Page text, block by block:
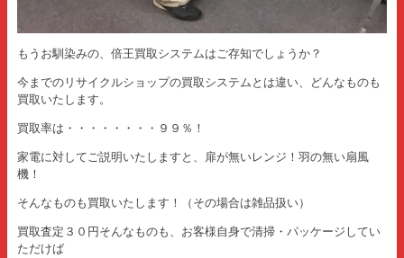
もうお馴染みの、倍王買取システムはご存知でしょうか？
今までのリサイクルショップの買取システムとは違い、どんなものも
買取いたします。
買取率は・・・・・・・・９９％！
家電に対してご説明いたしますと、扉が無いレンジ！羽の無い扇風
機！
そんなものも買取いたします！（その場合は雑品扱い）
買取査定３０円そんなものも、お客様自身で清掃・パッケージしてい
ただけば